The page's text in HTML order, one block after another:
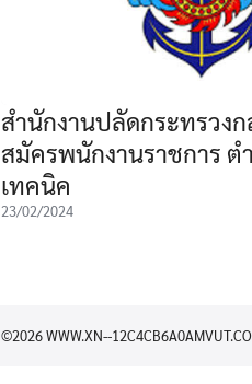
สำนักงานปลัดกระทรวง
สมัครพนักงานราชการ ต
เทคนิค
23/02/2024
©2026 WWW.XN--